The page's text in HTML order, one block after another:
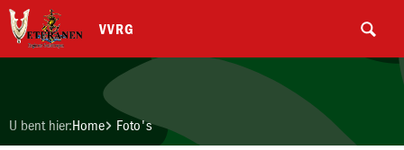
VVRG
U bent hier:Home Foto's